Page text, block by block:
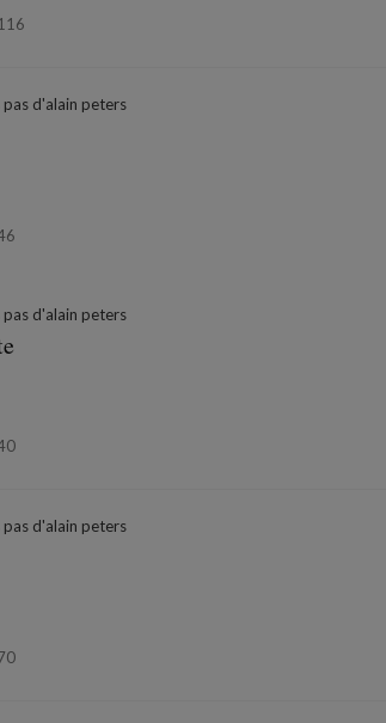
pas d'alain peters
pas d'alain peters
pas d'alain peters